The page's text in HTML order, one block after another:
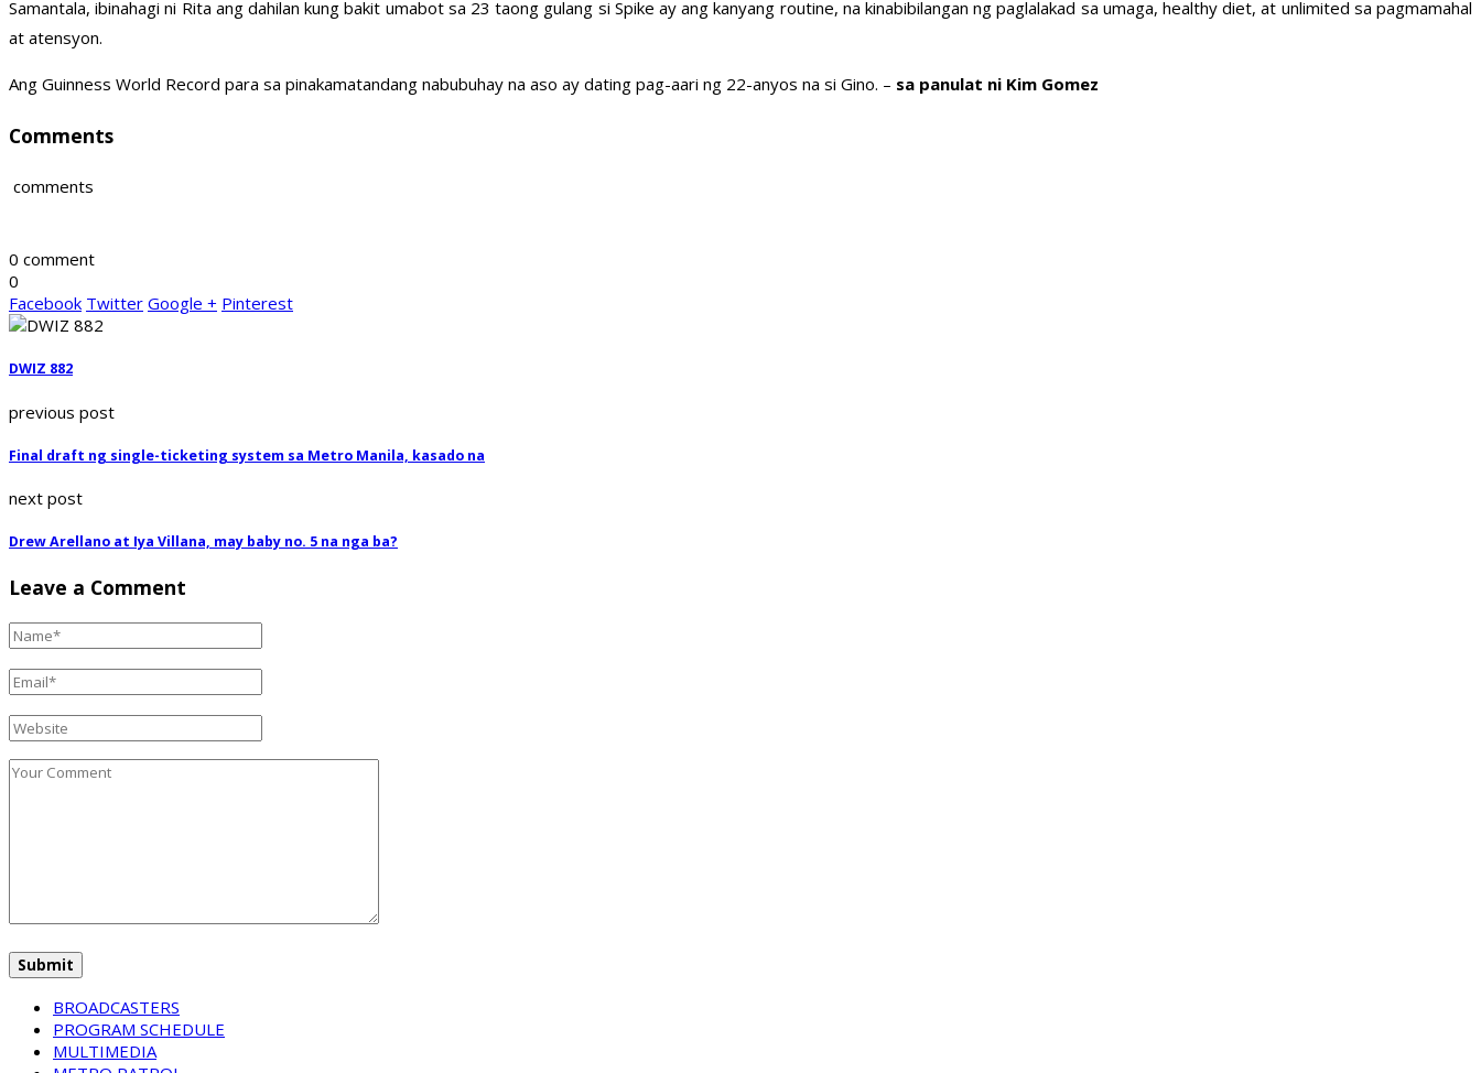
Samantala, ibinahagi ni Rita ang dahilan kung bakit umabot sa 23 taong gulang si Spike ay ang kanyang routine, na kinabibilangan ng paglalakad sa umaga, healthy diet, at unlimited sa pagmamahal
at atensyon.
Ang Guinness World Record para sa pinakamatandang nabubuhay na aso ay dating pag-aari ng 22-anyos na si Gino. – sa panulat ni Kim Gomez
Comments
comments
0 comment
0
Facebook Twitter Google + Pinterest
DWIZ 882
previous post
Final draft ng single-ticketing system sa Metro Manila, kasado na
next post
Drew Arellano at Iya Villana, may baby no. 5 na nga ba?
Leave a Comment
BROADCASTERS
PROGRAM SCHEDULE
MULTIMEDIA